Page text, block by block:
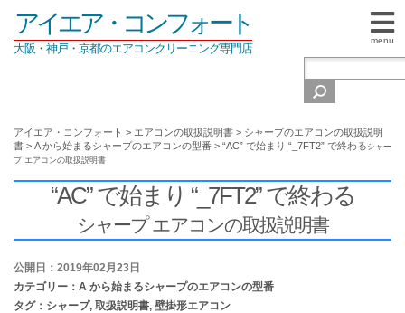
menu
アイエア・コンフォート
大阪・神戸・京都のエアコンクリーニング専門店
アイエア・コンフォート > エアコンの取扱説明書 > シャープのエアコンの取扱説明
書 > A から始まるシャープのエアコンの型番 > “AC” で始まり “_7FT2” で終わる シャー
プ エアコンの取扱説明書
“AC” で始まり “_7FT2” で終わる
シャープ エアコンの取扱説明書
公開日：2019年02月23日
カテゴリー： A から始まるシャープのエアコンの型番
タグ： シャープ, 取扱説明書, 壁掛形エアコン